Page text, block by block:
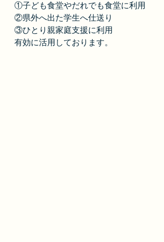
①子ども食堂やだれでも食堂に利用
②県外へ出た学生へ仕送り
③ひとり親家庭支援に利用
有効に活用しております。